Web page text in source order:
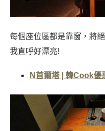
每個座位區都是靠窗，將
我直呼好漂亮!
N首爾塔 | 韓Cook優